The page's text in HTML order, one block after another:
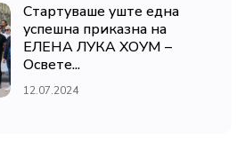
Стартуваше уште една
успешна приказна на
ЕЛЕНА ЛУКА ХОУМ –
Освете...
12.07.2024